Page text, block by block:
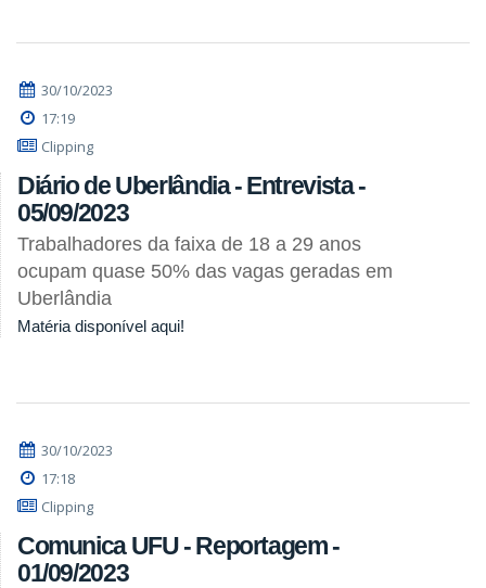
30/10/2023
17:19
Clipping
Diário de Uberlândia - Entrevista -
05/09/2023
Trabalhadores da faixa de 18 a 29 anos
ocupam quase 50% das vagas geradas em
Uberlândia
Matéria disponível aqui!
30/10/2023
17:18
Clipping
Comunica UFU - Reportagem -
01/09/2023